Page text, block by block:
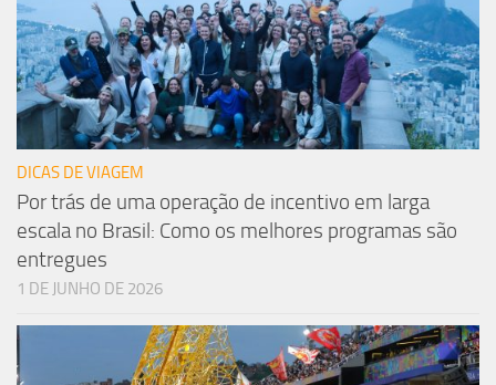
DICAS DE VIAGEM
Por trás de uma operação de incentivo em larga
escala no Brasil: Como os melhores programas são
entregues
1 DE JUNHO DE 2026